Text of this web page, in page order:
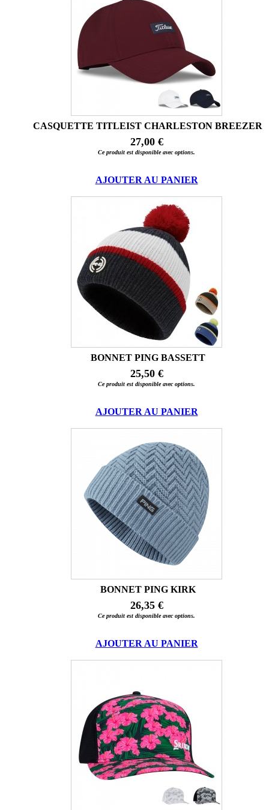
CASQUETTE TITLEIST CHARLESTON BREEZER
27,00 €
Ce produit est disponible avec options.
AJOUTER AU PANIER
BONNET PING BASSETT
25,50 €
Ce produit est disponible avec options.
AJOUTER AU PANIER
BONNET PING KIRK
26,35 €
Ce produit est disponible avec options.
AJOUTER AU PANIER